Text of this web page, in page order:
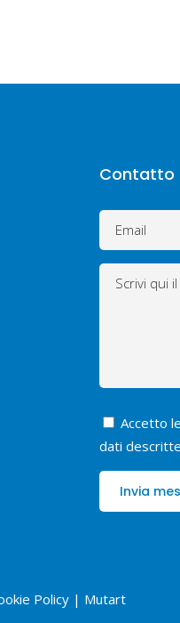
Contatto
Accetto
dati
Policy| Mutart